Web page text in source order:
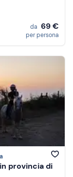
da 69 €
per persona
provincia di